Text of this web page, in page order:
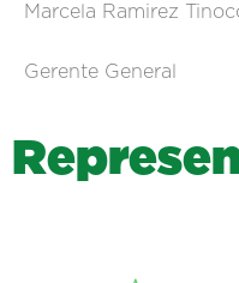
Marcela Ramirez
Gerente General
Represe